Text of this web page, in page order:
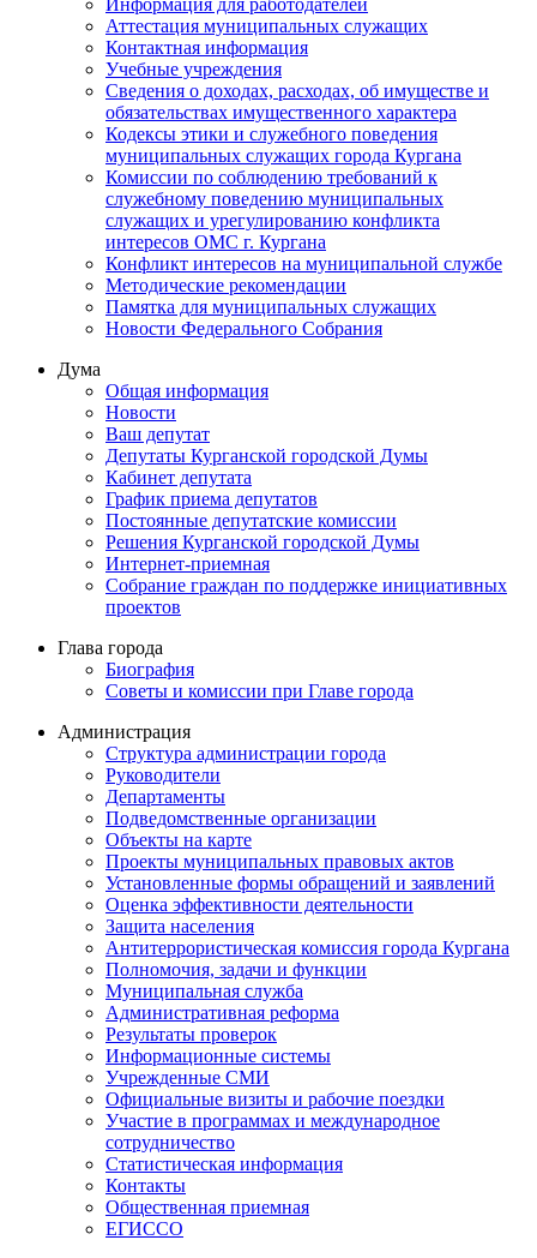
Информация для работодателей
Аттестация муниципальных служащих
Контактная информация
Учебные учреждения
Сведения о доходах, расходах, об имуществе и
обязательствах имущественного характера
Кодексы этики и служебного поведения
муниципальных служащих города Кургана
Комиссии по соблюдению требований к
служебному поведению муниципальных
служащих и урегулированию конфликта
интересов ОМС г. Кургана
Конфликт интересов на муниципальной службе
Методические рекомендации
Памятка для муниципальных служащих
Новости Федерального Cобрания
Дума
Общая информация
Новости
Ваш депутат
Депутаты Курганской городской Думы
Кабинет депутата
График приема депутатов
Постоянные депутатские комиссии
Решения Курганской городской Думы
Интернет-приемная
Собрание граждан по поддержке инициативных
проектов
Глава города
Биография
Советы и комиссии при Главе города
Администрация
Структура администрации города
Руководители
Департаменты
Подведомственные организации
Объекты на карте
Проекты муниципальных правовых актов
Установленные формы обращений и заявлений
Оценка эффективности деятельности
Защита населения
Антитеррористическая комиссия города Кургана
Полномочия, задачи и функции
Муниципальная служба
Административная реформа
Результаты проверок
Информационные системы
Учрежденные СМИ
Официальные визиты и рабочие поездки
Участие в программах и международное
сотрудничество
Статистическая информация
Контакты
Общественная приемная
ЕГИССО